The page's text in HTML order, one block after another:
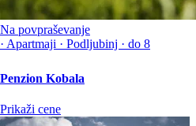
Na povpraševanje
· Apartmaji · Podljubinj · do 8
Penzion Kobala
Prikaži cene